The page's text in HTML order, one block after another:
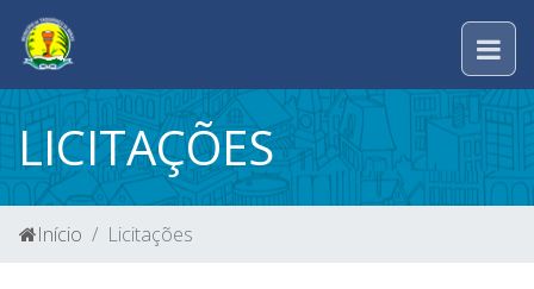
LICITAÇÕES
Início Licitações